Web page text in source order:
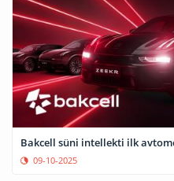
Bakcell süni intellekti ilk
09-10-2025